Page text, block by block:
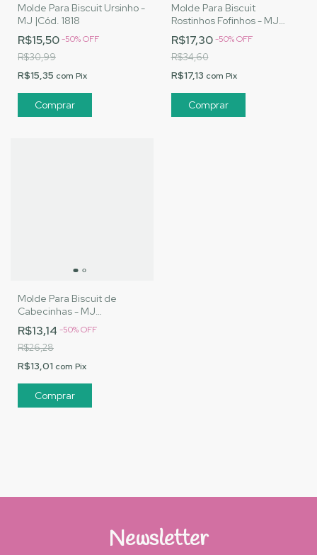
Molde Para Biscuit Ursinho -
MJ |Cód. 1818
R$15,50-50%OFF
R$30,99
R$15,35 com Pix
Molde Para Biscuit
Rostinhos Fofinhos - MJ
|Cód. 1776
R$17,30-50%OFF
R$34,60
R$17,13 com Pix
Molde Para Biscuit de
Cabecinhas - MJ
Artesanatos |Cód. 1695
R$13,14 -50%OFF
R$26,28
R$13,01 com Pix
Newsletter